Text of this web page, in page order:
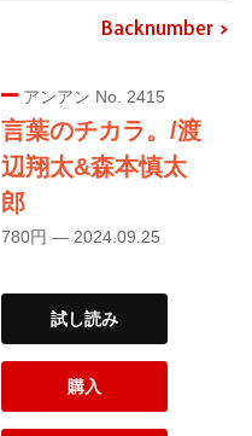
Backnumber
アンアン No. 2415
言葉のチカラ。/渡
辺翔太&森本慎太
郎
780円 — 2024.09.25
試し読み
購入